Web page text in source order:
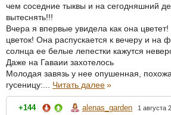
чем соседние тыквы и на сегодняшний
вытеснять!!!
Вчера я впервые увидела как она
цветок! Она распускается к вечеру и на
солнца ее белые лепестки кажутся
Даже на Гаваии захотелось
Молодая завязь у нее опушенная,
гусеницу:... Читать далее»
+144 alenas_garden 1 августа